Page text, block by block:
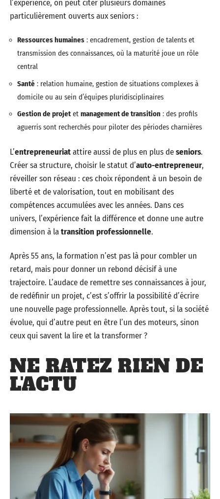
l’expérience, on peut citer plusieurs domaines
particulièrement ouverts aux seniors :
Ressources humaines : encadrement, gestion de talents et
transmission des connaissances, où la maturité joue un rôle
central
Santé : relation humaine, gestion de situations complexes à
domicile ou au sein d’équipes pluridisciplinaires
Gestion de projetet management de transition : des profils
aguerris sont recherchés pour piloter des périodes charnières
L’entrepreneuriatattire aussi de plus en plus deseniors.
Créer sa structure, choisir le statut d’auto-entrepreneur,
réveiller son réseau : ces choix répondent à un besoin de
liberté et de valorisation, tout en mobilisant des
compétences accumulées avec les années. Dans ces
univers, l’expérience fait la différence et donne une autre
dimension à latransition professionnelle.
Après 55 ans, la formation n’est pas là pour combler un
retard, mais pour donner un rebond décisif à une
trajectoire. L’audace de remettre ses connaissances à jour,
de redéfinir un projet, c’est s’offrir la possibilité d’écrire
une nouvelle page professionnelle. Après tout, si la société
évolue, qui d’autre peut en être l’un des moteurs, sinon
ceux qui savent la lire et la transformer ?
NE RATEZ RIEN DE
L'ACTU